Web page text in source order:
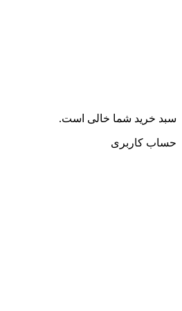
سبد خرید شما خالی است.
حساب کاربری